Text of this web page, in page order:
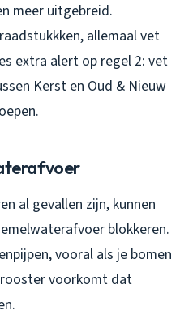
meer uitgebreid.
allemaal vet
extra alert op regel 2: vet
Kerst en Oud & Nieuw
al gevallen zijn, kunnen
blokkeren.
vooral als je bomen
voorkomt dat